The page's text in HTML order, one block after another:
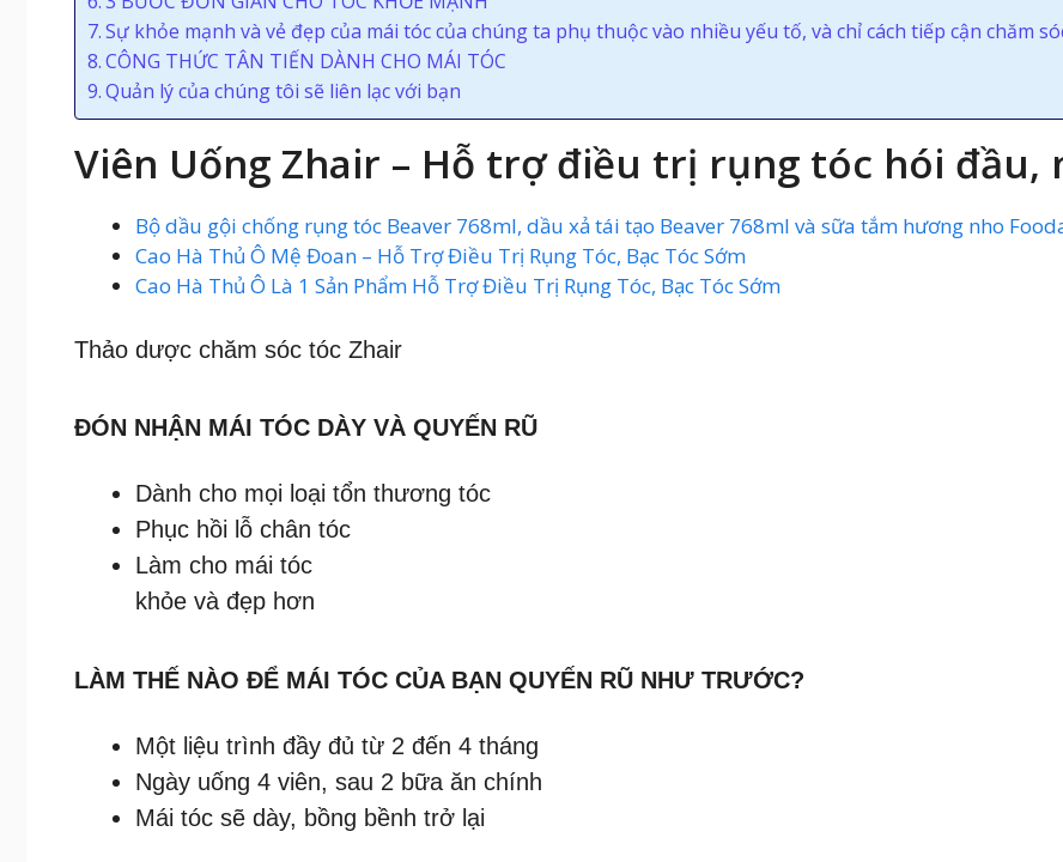
Sự khỏe mạnh và vẻ đẹp của mái tóc của chúng ta phụ thuộc vào nhiều yếu tố, và chỉ cách tiếp cận chăm
CÔNG THỨC TÂN TIẾN DÀNH CHO MÁI TÓC
Quản lý của chúng tôi sẽ liên lạc với bạn
Viên Uống Zhair – Hỗ trợ điều trị rụng tóc hói đầu,
Bộ dầu gội chống rụng tóc Beaver 768ml, dầu xả tái tạo Beaver 768ml và sữa tắm hương nho
Cao Hà Thủ Ô Mệ Đoan – Hỗ Trợ Điều Trị Rụng Tóc, Bạc Tóc Sớm
Cao Hà Thủ Ô Là 1 Sản Phẩm Hỗ Trợ Điều Trị Rụng Tóc, Bạc Tóc Sớm
Thảo dược chăm sóc tóc Zhair
ĐÓN NHẬN MÁI TÓC DÀY VÀ QUYẾN RŨ
Dành cho mọi loại tổn thương tóc
Phục hồi lỗ chân tóc
Làm cho mái tóc
khỏe và đẹp hơn
LÀM THẾ NÀO ĐỂ MÁI TÓC CỦA BẠN QUYẾN RŨ NHƯ TRƯỚC?
Một liệu trình đầy đủ từ 2 đến 4 tháng
Ngày uống 4 viên, sau 2 bữa ăn chính
Mái tóc sẽ dày, bồng bềnh trở lại